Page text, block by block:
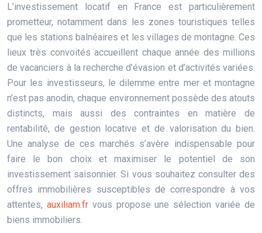
L’investissement locatif en France est particulièrement
prometteur, notamment dans les zones touristiques telles
que les stations balnéaires et les villages de montagne. Ces
lieux très convoités accueillent chaque année des millions
de vacanciers à la recherche d’évasion et d’activités variées.
Pour les investisseurs, le dilemme entre mer et montagne
n’est pas anodin, chaque environnement possède des atouts
distincts, mais aussi des contraintes en matière de
rentabilité, de gestion locative et de valorisation du bien.
Une analyse de ces marchés s’avère indispensable pour
faire le bon choix et maximiser le potentiel de son
investissement saisonnier. Si vous souhaitez consulter des
offres immobilières susceptibles de correspondre à vos
attentes, auxiliam.frvous propose une sélection variée de
biens immobiliers.